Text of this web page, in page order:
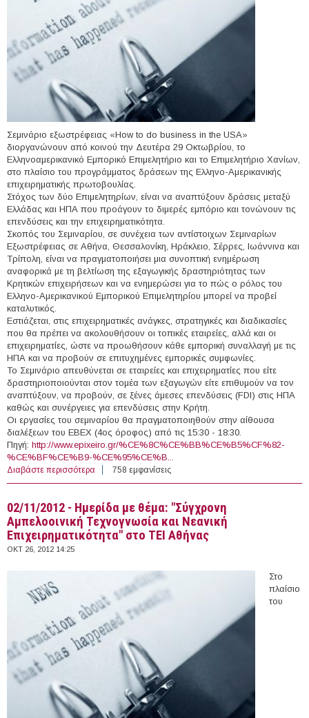
Σεμινάριο εξωστρέφειας «How to do business in the USA»
διοργανώνουν από κοινού την Δευτέρα 29 Οκτωβρίου, το
Ελληνοαμερικανικό Εμπορικό Επιμελητήριο και το Επιμελητήριο Χανίων,
στο πλαίσιο του προγράμματος δράσεων της Ελληνο-Αμερικανικής
επιχειρηματικής πρωτοβουλίας.
Στόχος των δύο Επιμελητηρίων, είναι να αναπτύξουν δράσεις μεταξύ
Ελλάδας και ΗΠΑ που προάγουν το διμερές εμπόριο και τονώνουν τις
επενδύσεις και την επιχειρηματικότητα.
Σκοπός του Σεμιναρίου, σε συνέχεια των αντίστοιχων Σεμιναρίων
Εξωστρέφειας σε Αθήνα, Θεσσαλονίκη, Ηράκλειο, Σέρρες, Ιωάννινα και
Τρίπολη, είναι να πραγματοποιήσει μια συνοπτική ενημέρωση
αναφορικά με τη βελτίωση της εξαγωγικής δραστηριότητας των
Κρητικών επιχειρήσεων και να ενημερώσει για το πώς ο ρόλος του
Ελληνο-Αμερικανικού Εμπορικού Επιμελητηρίου μπορεί να προβεί
καταλυτικός.
Εστιάζεται, στις επιχειρηματικές ανάγκες, στρατηγικές και διαδικασίες
που θα πρέπει να ακολουθήσουν οι τοπικές εταιρείες, αλλά και οι
επιχειρηματίες, ώστε να προωθήσουν κάθε εμπορική συναλλαγή με τις
ΗΠΑ και να προβούν σε επιτυχημένες εμπορικές συμφωνίες.
Το Σεμινάριο απευθύνεται σε εταιρείες και επιχειρηματίες που είτε
δραστηριοποιούνται στον τομέα των εξαγωγών είτε επιθυμούν να τον
αναπτύξουν, να προβούν, σε ξένες άμεσες επενδύσεις (FDI) στις ΗΠΑ
καθώς και συνέργειες για επενδύσεις στην Κρήτη.
Οι εργασίες του σεμιναρίου θα πραγματοποιηθούν στην αίθουσα
διαλέξεων του ΕΒΕΧ (4ος όροφος) από τις 15:30 - 18:30.
Πηγή: http://www.epixeiro.gr/%CE%8C%CE%BB%CE%B5%CF%82-
%CE%BF%CE%B9-%CE%95%CE%B...
Διαβάστε περισσότερα για 29/10/2012 - Σεμινάριο εξωστρέφειας «How to do
business in the USA» στα Χανιά
758 εμφανίσεις
02/11/2012 - Ημερίδα με θέμα: "Σύγχρονη
Αμπελοοινική Τεχνογνωσία και Νεανική
Επιχειρηματικότητα" στο ΤΕΙ Αθήνας
ΟΚΤ 26, 2012 14:25
Στο
πλαίσιο
του